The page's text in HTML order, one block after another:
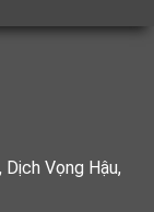
Vọng Hậu,